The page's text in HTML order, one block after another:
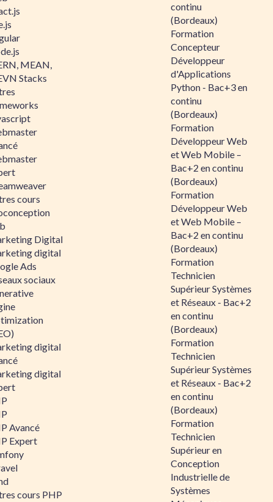
MEAN,
Stacks
cours
Digital
digital
Ads
sociaux
digital
digital
Avancé
Expert
cours PHP
continu
(Bordeaux)
Formation
Concepteur
Développeur
d'Applications
Python - Bac+3 en
continu
(Bordeaux)
Formation
Développeur Web
et Web Mobile –
Bac+2 en continu
(Bordeaux)
Formation
Développeur Web
et Web Mobile –
Bac+2 en continu
(Bordeaux)
Formation
Technicien
Supérieur Systèmes
et Réseaux - Bac+2
en continu
(Bordeaux)
Formation
Technicien
Supérieur Systèmes
et Réseaux - Bac+2
en continu
(Bordeaux)
Formation
Technicien
Supérieur en
Conception
Industrielle de
Systèmes